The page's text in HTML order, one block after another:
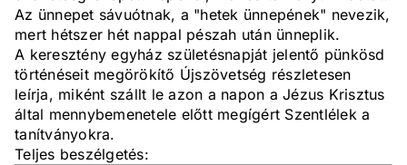
Az ünnepet sávuótnak, a "hetek ünnepének" nevezik,
mert hétszer hét nappal pészah után ünneplik.
A keresztény egyház születésnapját jelentő pünkösd
történéseit megörökítő Újszövetség részletesen
leírja, miként szállt le azon a napon a Jézus Krisztus
által mennybemenetele előtt megígért Szentlélek a
tanítványokra.
Teljes beszélgetés: